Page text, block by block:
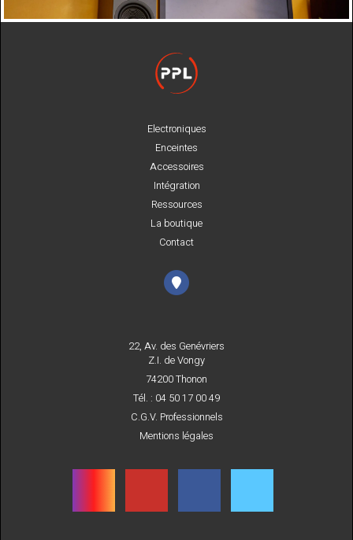
Electroniques
Enceintes
Accessoires
Intégration
Ressources
La boutique
Contact
22, Av. des Genévriers
Z.I. de Vongy
74200 Thonon
Tél. : 04 50 17 00 49
C.G.V. Professionnels
Mentions légales